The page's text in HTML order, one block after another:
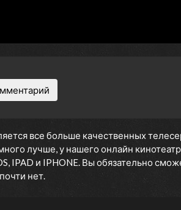
все больше качественных
лучше, у нашего онлайн
IPAD и IPHONE. Вы обязательно
нет.